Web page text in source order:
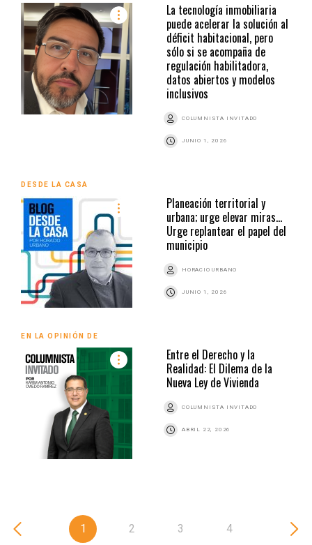
La tecnología inmobiliaria
puede acelerar la solución al
déficit habitacional, pero
sólo si se acompaña de
regulación habilitadora,
datos abiertos y modelos
inclusivos
COLUMNISTA INVITADO
JUNIO 1, 2026
DESDE LA CASA
Planeación territorial y
urbana; urge elevar miras…
Urge replantear el papel del
municipio
HORACIO URBANO
JUNIO 1, 2026
EN LA OPINIÓN DE
Entre el Derecho y la
Realidad: El Dilema de la
Nueva Ley de Vivienda
COLUMNISTA INVITADO
ABRIL 22, 2026
1 2 3 4